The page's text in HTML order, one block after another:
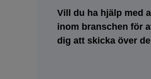
Vill du ha hjälp med
inom branschen för
dig att skicka över